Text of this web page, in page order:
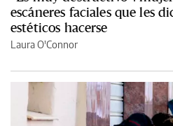
escáneres faciales que les
estéticos hacerse
Laura O'Connor